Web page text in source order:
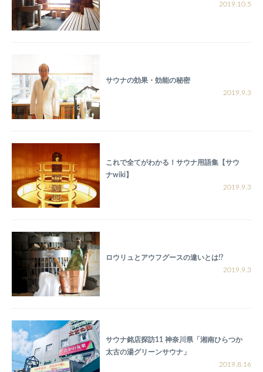
2019.10.5
サウナの効果・効能の秘密
2019.9.3
これで全てがわかる！サウナ用語集【サウ
ナwiki】
2019.9.3
ロウリュとアウフグースの違いとは!?
2019.9.3
サウナ銘店探訪11 神奈川県「湘南ひらつか
太古の湯グリーンサウナ」
2019.8.16